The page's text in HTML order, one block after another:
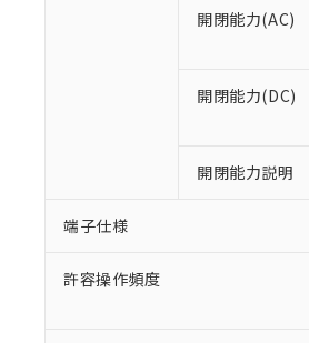
開閉能力(AC)
開閉能力(DC)
開閉能力説明
端子仕様
許容操作頻度